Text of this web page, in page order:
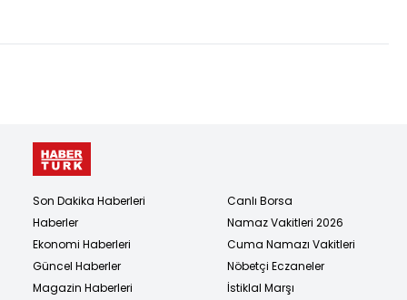
Son Dakika Haberleri
Haberler
Ekonomi Haberleri
Güncel Haberler
Magazin Haberleri
Canlı Borsa
Namaz Vakitleri 2026
Cuma Namazı Vakitleri
Nöbetçi Eczaneler
İstiklal Marşı